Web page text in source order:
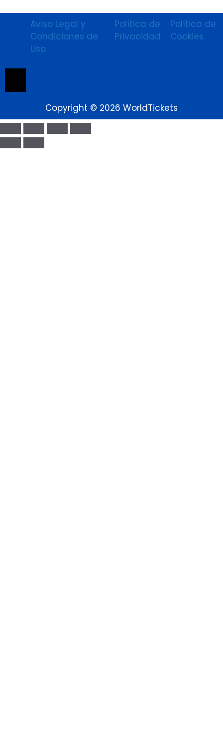
Aviso Legal y
Condiciones de
Uso
Política de
Privacidad
Política de
Cookies
Copyright © 2026 WorldTickets